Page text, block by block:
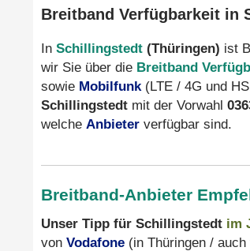
Breitband Verfügbarkeit in
In Schillingstedt (Thüringen) ist
wir Sie über die Breitband
sowie Mobilfunk(LTE / 4G und
Schillingstedt mit der Vorwahl
welche Anbieter verfügbar sind.
Breitband-Anbieter
Unser Tipp für Schillingstedt im
von Vodafone (in Thüringen /